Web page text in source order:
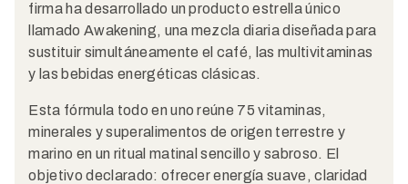
firma ha desarrollado un producto estrella único
llamado Awakening, una mezcla diaria diseñada para
sustituir simultáneamente el café, las multivitaminas
y las bebidas energéticas clásicas.
Esta fórmula todo en uno reúne 75 vitaminas,
minerales y superalimentos de origen terrestre y
marino en un ritual matinal sencillo y sabroso. El
objetivo declarado: ofrecer energía suave, claridad